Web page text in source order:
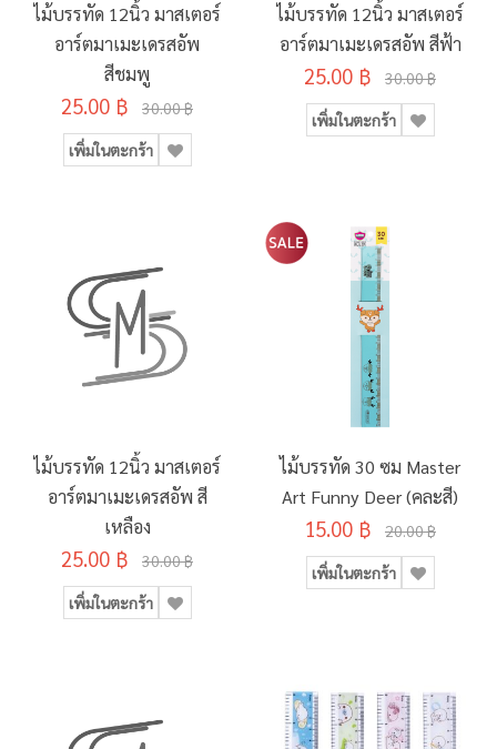
ไม้บรรทัด 12นิ้ว มาสเตอร์
อาร์ตมาเมะเดรสอัพ
สีชมพู
25.00 ฿ 30.00 ฿
เพิ่มในตะกร้า
ไม้บรรทัด 12นิ้ว มาสเตอร์
อาร์ตมาเมะเดรสอัพ สีฟ้า
25.00 ฿ 30.00 ฿
เพิ่มในตะกร้า
ไม้บรรทัด 12นิ้ว มาสเตอร์
อาร์ตมาเมะเดรสอัพ สี
เหลือง
25.00 ฿ 30.00 ฿
เพิ่มในตะกร้า
ไม้บรรทัด 30 ซม Master
Art Funny Deer (คละสี)
15.00 ฿ 20.00 ฿
เพิ่มในตะกร้า